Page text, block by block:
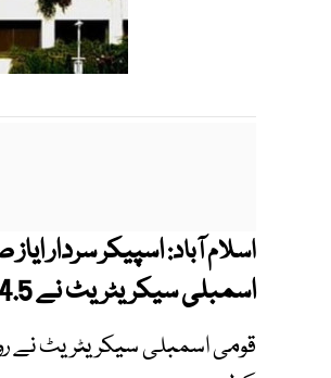
اسلام آباد:اسپیکر سردار
اسمبلی سیکریٹریٹ نے 4.5 ارب روپے کی ریکارڈ بچت کر لی۔